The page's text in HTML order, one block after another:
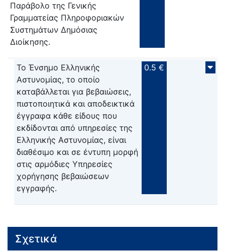
Παράβολο της Γενικής
Γραμματείας Πληροφοριακών
Συστημάτων Δημόσιας
Διοίκησης.
Το Ένσημο Ελληνικής
Αστυνομίας, το οποίο
καταβάλλεται για βεβαιώσεις,
πιστοποιητικά και αποδεικτικά
έγγραφα κάθε είδους που
εκδίδονται από υπηρεσίες της
Ελληνικής Αστυνομίας, είναι
διαθέσιμο και σε έντυπη μορφή
στις αρμόδιες Υπηρεσίες
χορήγησης βεβαιώσεων
εγγραφής.
0.5 €
Σχετικά